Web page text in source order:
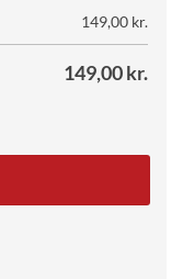
149,00 kr.
149,00kr.